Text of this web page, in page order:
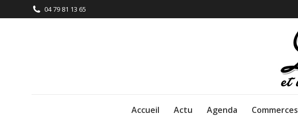
04 79 81 13 65
Accueil Actu Agenda Commerces